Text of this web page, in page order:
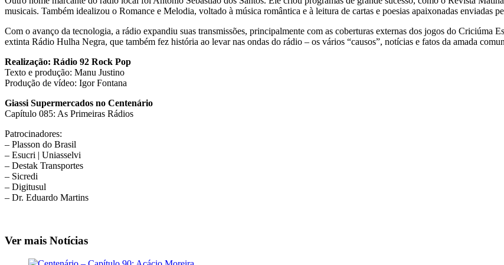
musicais. Também idealizou o Romance e Melodia, voltado à música romântica e à leitura de cartas e poesias apaixonadas enviadas
Com o avanço da tecnologia, a rádio expandiu suas transmissões, principalmente com as coberturas externas dos jogos do Criciúma
extinta Rádio Hulha Negra, que também fez história ao levar nas ondas do rádio – os vários “causos”, notícias e fatos da amada
Realização: Rádio 92 Rock Pop
Texto e produção: Manu Justino
Produção de vídeo: Igor Fontana
Giassi Supermercados no Centenário
Capítulo 085: As Primeiras Rádios
Patrocinadores:
– Plasson do Brasil
– Esucri | Uniasselvi
– Destak Transportes
– Sicredi
– Digitusul
– Dr. Eduardo Martins
Ver mais Notícias